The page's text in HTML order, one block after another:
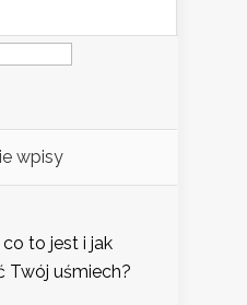
wpisy
to jest i jak
Twój uśmiech?